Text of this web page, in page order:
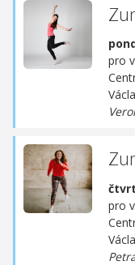
pro
pro